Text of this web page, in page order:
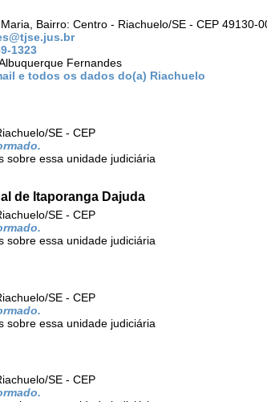
Bairro: Centro - Riachuelo/SE - CEP 49130-
1323
Fernandes
e todos os dados do(a) Riachuelo
SE - CEP
sobre essa unidade judiciária
de Itaporanga Dajuda
SE - CEP
sobre essa unidade judiciária
SE - CEP
sobre essa unidade judiciária
SE - CEP